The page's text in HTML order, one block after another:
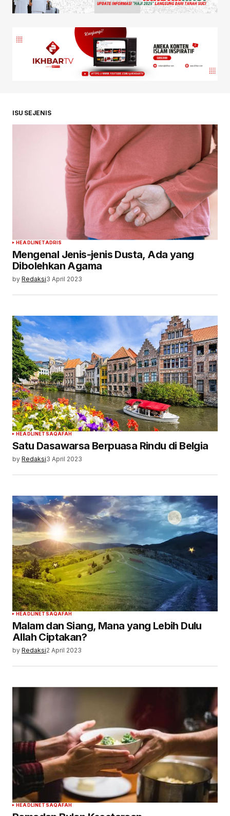
ISU SEJENIS
HEADLINETADRIS
Mengenal Jenis-jenis Dusta, Ada yang
Dibolehkan Agama
by Redaksi3 April 2023
HEADLINETSAQAFAH
Satu Dasawarsa Berpuasa Rindu di Belgia
by Redaksi3 April 2023
HEADLINETSAQAFAH
Malam dan Siang, Mana yang Lebih Dulu
Allah Ciptakan?
by Redaksi2 April 2023
HEADLINETSAQAFAH